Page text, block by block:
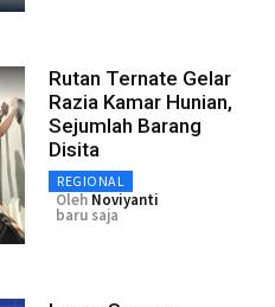
Rutan Ternate Gelar
Razia Kamar Hunian,
Sejumlah Barang
Disita
REGIONAL
Oleh Noviyanti
baru saja